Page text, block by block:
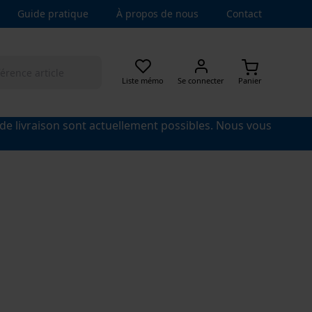
Guide pratique À propos de nous Contact
Liste mémo Se connecter Panier
livraison sont actuellement possibles. Nous vous